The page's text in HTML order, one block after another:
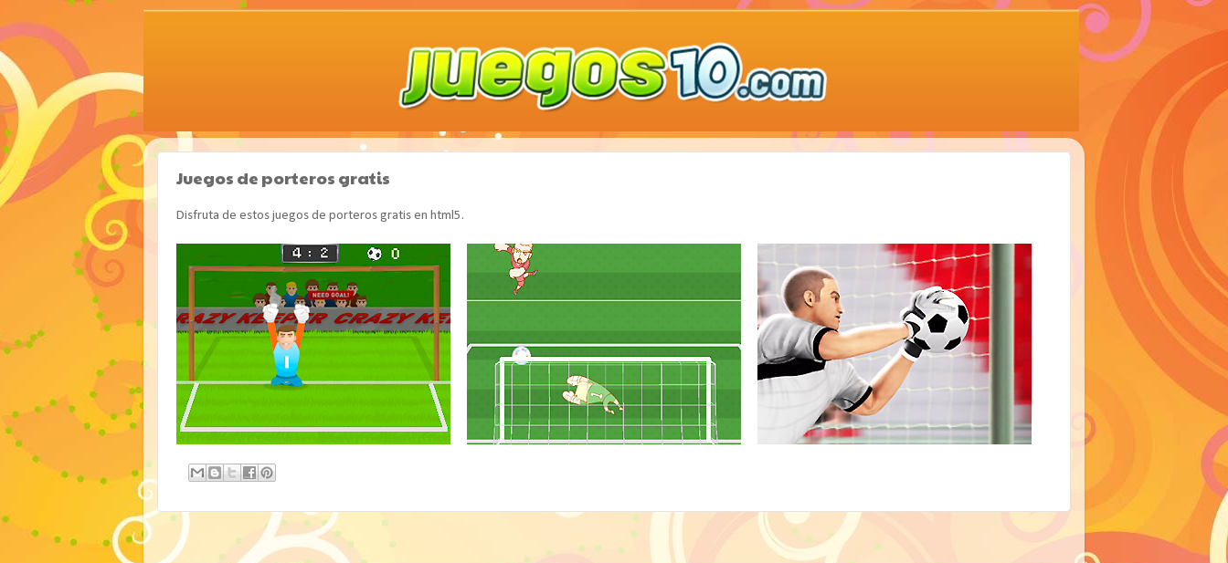
Juegos de porteros gratis
Disfruta de estos juegos de porteros gratis en html5.